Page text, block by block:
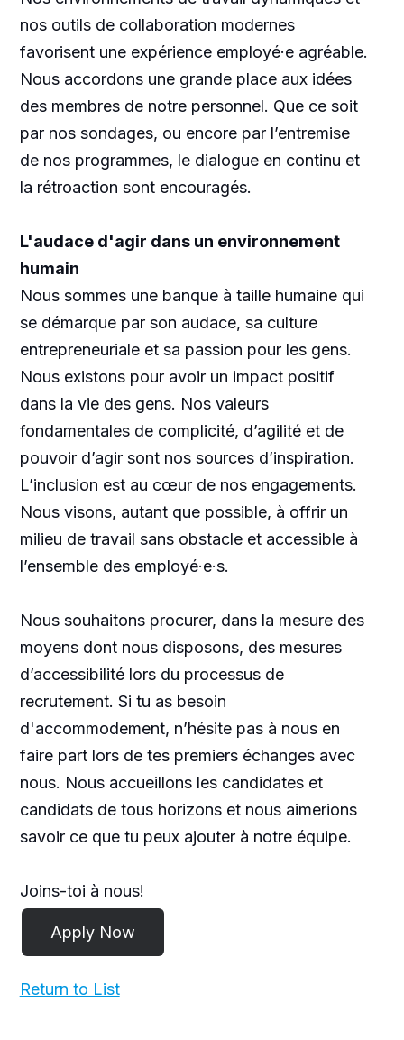
nos outils de collaboration modernes
favorisent une expérience employé·e agréable.
Nous accordons une grande place aux idées
des membres de notre personnel. Que ce soit
par nos sondages, ou encore par l’entremise
de nos programmes, le dialogue en continu et
la rétroaction sont encouragés.
L'audace d'agir dans un environnement
humain
Nous sommes une banque à taille humaine qui
se démarque par son audace, sa culture
entrepreneuriale et sa passion pour les gens.
Nous existons pour avoir un impact positif
dans la vie des gens. Nos valeurs
fondamentales de complicité, d’agilité et de
pouvoir d’agir sont nos sources d’inspiration.
L’inclusion est au cœur de nos engagements.
Nous visons, autant que possible, à offrir un
milieu de travail sans obstacle et accessible à
l’ensemble des employé·e·s.
Nous souhaitons procurer, dans la mesure des
moyens dont nous disposons, des mesures
d’accessibilité lors du processus de
recrutement. Si tu as besoin
d'accommodement, n’hésite pas à nous en
faire part lors de tes premiers échanges avec
nous. Nous accueillons les candidates et
candidats de tous horizons et nous aimerions
savoir ce que tu peux ajouter à notre équipe.
Joins-toi à nous!
Return to List